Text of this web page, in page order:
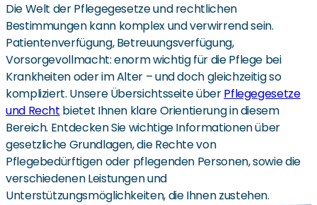
Die Welt der Pflegegesetze und rechtlichen
Bestimmungen kann komplex und verwirrend sein.
Patientenverfügung, Betreuungsverfügung,
Vorsorgevollmacht: enorm wichtig für die Pflege bei
Krankheiten oder im Alter – und doch gleichzeitig so
kompliziert. Unsere Übersichtsseite überPflegegesetze
und Recht bietet Ihnen klare Orientierung in diesem
Bereich. Entdecken Sie wichtige Informationen über
gesetzliche Grundlagen, die Rechte von
Pflegebedürftigen oder pflegenden Personen, sowie die
verschiedenen Leistungen und
Unterstützungsmöglichkeiten, die Ihnen zustehen.